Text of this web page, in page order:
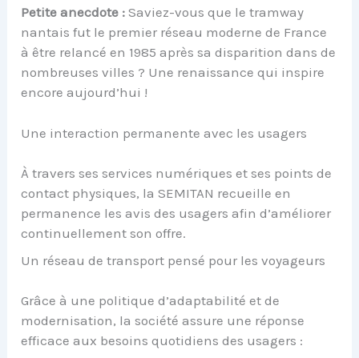
Petite anecdote : Saviez-vous que le tramway
nantais fut le premier réseau moderne de France
à être relancé en 1985 après sa disparition dans de
nombreuses villes ? Une renaissance qui inspire
encore aujourd’hui !
Une interaction permanente avec les usagers
À travers ses services numériques et ses points de
contact physiques, la SEMITAN recueille en
permanence les avis des usagers afin d’améliorer
continuellement son offre.
Un réseau de transport pensé pour les voyageurs
Grâce à une politique d’adaptabilité et de
modernisation, la société assure une réponse
efficace aux besoins quotidiens des usagers :